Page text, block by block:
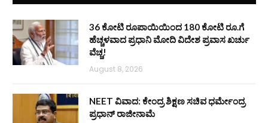
36 ಕೋಟಿ ರೂಪಾಯಿಯಿಂದ 180 ಕೋಟಿ ರೂ.ಗೆ
ಹೆಚ್ಚಳವಾದ ಪ್ರಧಾನಿ ಮೋದಿ ವಿದೇಶ ಪ್ರವಾಸ ಖರ್ಚು
ವೆಚ್ಚ!
August 8, 2026
NEET ವಿವಾದ: ಕೇಂದ್ರ ಶಿಕ್ಷಣ ಸಚಿವ ಧರ್ಮೇಂದ್ರ
ಪ್ರಧಾನ್ ರಾಜೀನಾಮೆ